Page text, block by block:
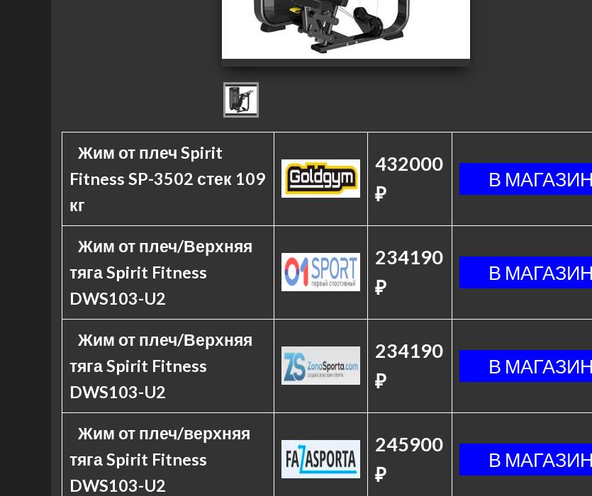
Жим от плеч Spirit
Fitness SP-3502 стек 109
кг
432000
₽
Жим от плеч/Верхняя
тяга Spirit Fitness
DWS103-U2
234190
₽
Жим от плеч/Верхняя
тяга Spirit Fitness
DWS103-U2
234190
₽
Жим от плеч/верхняя
тяга Spirit Fitness
DWS103-U2
245900
₽